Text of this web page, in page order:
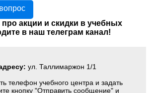
про акции и скидки в учебных
в наш телеграм канал!
ул. Таллимаржон 1/1
телефон учебного центра и задать
кнопку "Отправить сообщение" и